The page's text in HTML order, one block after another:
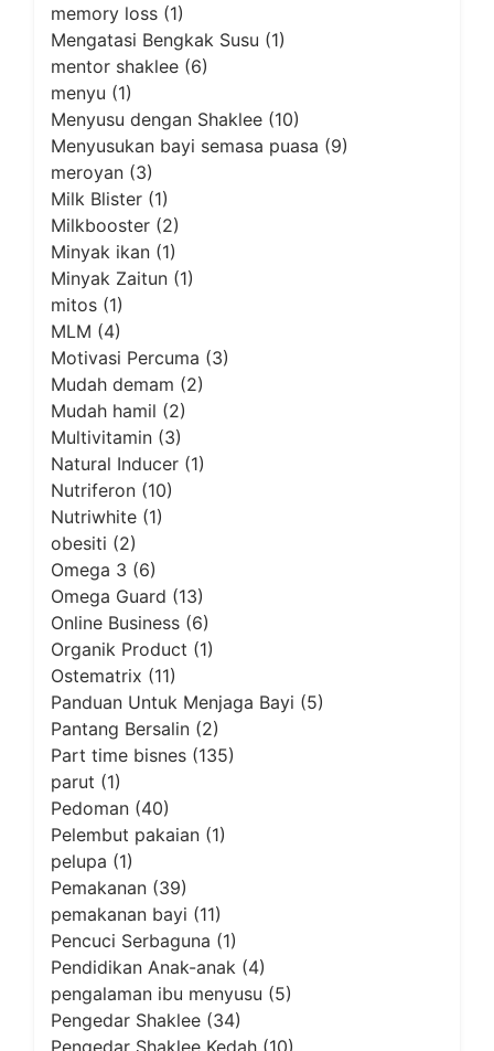
memory loss (1)
Mengatasi Bengkak Susu (1)
mentor shaklee (6)
menyu (1)
Menyusu dengan Shaklee (10)
Menyusukan bayi semasa puasa (9)
meroyan (3)
Milk Blister (1)
Milkbooster (2)
Minyak ikan (1)
Minyak Zaitun (1)
mitos (1)
MLM (4)
Motivasi Percuma (3)
Mudah demam (2)
Mudah hamil (2)
Multivitamin (3)
Natural Inducer (1)
Nutriferon (10)
Nutriwhite (1)
obesiti (2)
Omega 3 (6)
Omega Guard (13)
Online Business (6)
Organik Product (1)
Ostematrix (11)
Panduan Untuk Menjaga Bayi (5)
Pantang Bersalin (2)
Part time bisnes (135)
parut (1)
Pedoman (40)
Pelembut pakaian (1)
pelupa (1)
Pemakanan (39)
pemakanan bayi (11)
Pencuci Serbaguna (1)
Pendidikan Anak-anak (4)
pengalaman ibu menyusu (5)
Pengedar Shaklee (34)
Pengedar Shaklee Kedah (10)